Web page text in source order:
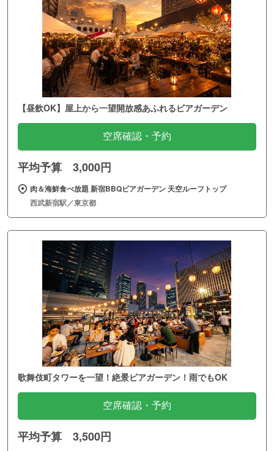
【昼飲OK】屋上から一望開放感あふれるビアガーデン
空席確認・予約
平均予算 3,000円
肉＆海鮮食べ放題 新宿BBQビアガーデン 天空ルーフトップ
西武新宿駅／東京都
歌舞伎町タワーを一望！絶景ビアガーデン！雨でもOK
空席確認・予約
平均予算 3,500円